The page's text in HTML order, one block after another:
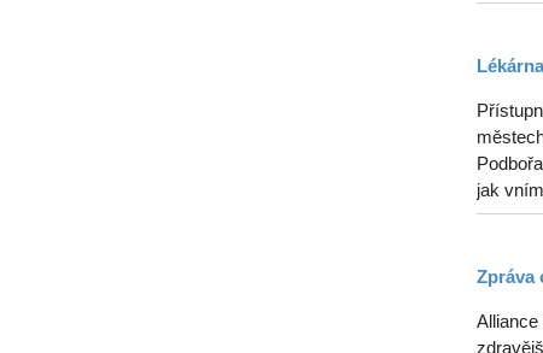
jak
Zpráva